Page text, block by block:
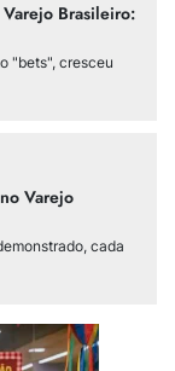
Brasileiro:
"bets", cresceu
Varejo
cada